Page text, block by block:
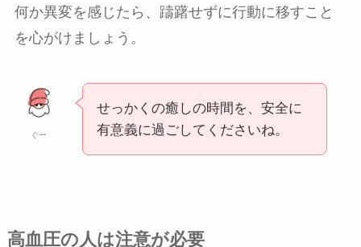
何か異変を感じたら、躊躇せずに行動に移すこと
を心がけましょう。
ぐー
せっかくの癒しの時間を、安全に
有意義に過ごしてくださいね。
高血圧の人は注意が必要